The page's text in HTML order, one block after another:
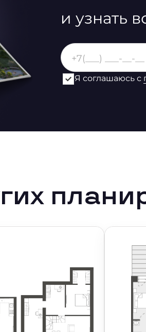
и узнать
Я соглашаюсь с